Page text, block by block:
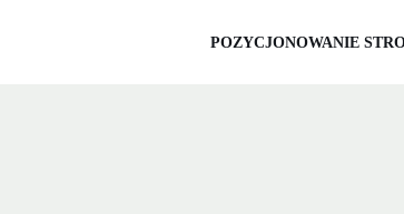
POZYCJONOWANIE